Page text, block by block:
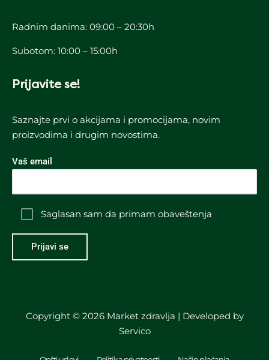
Radnim danima: 09:00 – 20:30h
Subotom: 10:00 – 15:00h
Prijavite se!
Saznajte prvi o akcijama i promocijama, novim
proizvodima i drugim novostima.
Vaš email
Saglasan sam da primam obaveštenja
Copyright © 2026 Market zdravlja | Developed by
Servico